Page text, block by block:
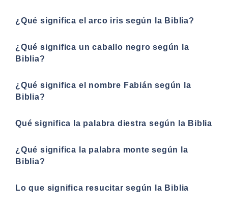
¿Qué significa el arco iris según la Biblia?
¿Qué significa un caballo negro según la
Biblia?
¿Qué significa el nombre Fabián según la
Biblia?
Qué significa la palabra diestra según la Biblia
¿Qué significa la palabra monte según la
Biblia?
Lo que significa resucitar según la Biblia